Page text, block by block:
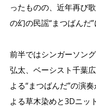
ったものの、 近年再び
の幻の民謡“まつばんだ
前半ではシンガーソン
弘太、ベーシスト千葉
よる“まつばんだ”の演
よる草木染めと3Dニッ